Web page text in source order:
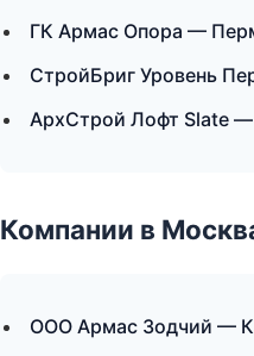
ГК Армас Опора —
СтройБриг Уровень
АрхСтрой Лофт Slate
Компании в
ООО Армас Зодчий —